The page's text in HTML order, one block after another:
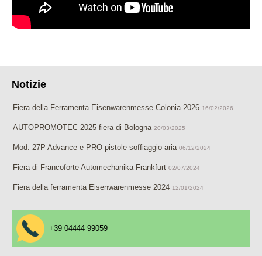
Notizie
Fiera della Ferramenta Eisenwarenmesse Colonia 2026 16/02/2026
AUTOPROMOTEC 2025 fiera di Bologna 20/03/2025
Mod. 27P Advance e PRO pistole soffiaggio aria 06/12/2024
Fiera di Francoforte Automechanika Frankfurt 02/07/2024
Fiera della ferramenta Eisenwarenmesse 2024 12/01/2024
+39 04444 99059